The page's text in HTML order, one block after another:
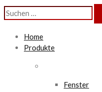
Suchen
nach:
Home
Produkte
Fenster